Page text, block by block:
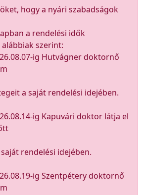
hogy a nyári szabadságok
a rendelési idők
szerint:
ig Hutvágner doktornő
a saját rendelési idejében.
ig Kapuvári doktor látja el
rendelési idejében.
ig Szentpétery doktornő